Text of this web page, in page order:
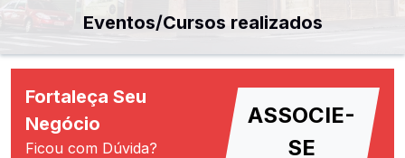
Eventos/Cursos realizados
Fortaleça Seu
Negócio
Ficou com Dúvida?
ASSOCIE-
SE